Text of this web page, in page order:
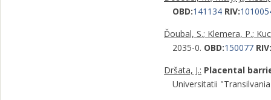
OBD:141134 RIV:
Ďoubal, S.; Klemera, P.;
2035-0. OBD:150077 RIV:
Dršata, J.: Placental
Universitatii